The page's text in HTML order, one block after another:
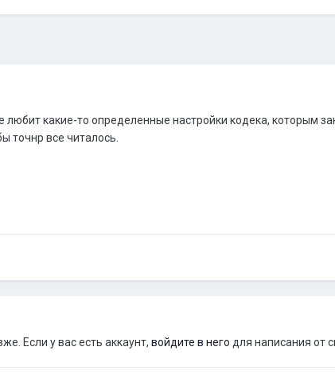
любит какие-то определенные настройки кодека, которым
точнр все читалось.
Если у вас есть аккаунт, войдите в него для написания от